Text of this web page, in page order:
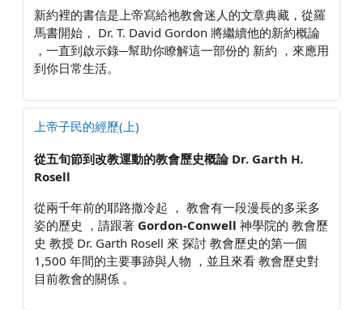
新約裡的書信是上帝寫給祂教會迷人的文章典藏，從羅
馬書開始， Dr. T. David Gordon 將繼續他的新約概論
，一直到啟示錄─幫助你瞭解這一部份的 新約 ，來應用
到你日常生活。
上帝子民的經歷(上)
從五旬節到改教運動的教會歷史概論 Dr. Garth H.
Rosell
從兩千年前的耶路撒冷起 ， 教會有一段漫長的多采多
姿的歷史 ，請跟著 Gordon-Conwell 神學院的 教會歷
史 教授 Dr. Garth Rosell 來 探討 教會歷史的第一個
1,500 年間的主要事跡與人物 ，並且來看 教會歷史對
目前教會的關係 。